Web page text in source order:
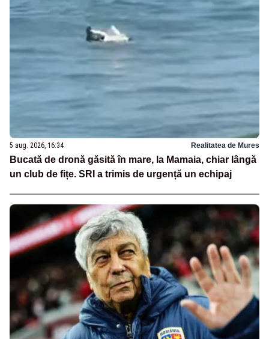
5 aug. 2026, 16:34 Realitatea de Mures
Bucată de dronă găsită în mare, la Mamaia, chiar lângă
un club de fițe. SRI a trimis de urgență un echipaj